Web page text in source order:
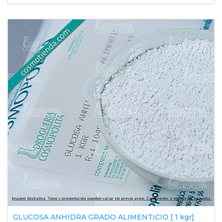
GLUCOSA ANHIDRA GRADO ALIMENTICIO [ 1 kgr]